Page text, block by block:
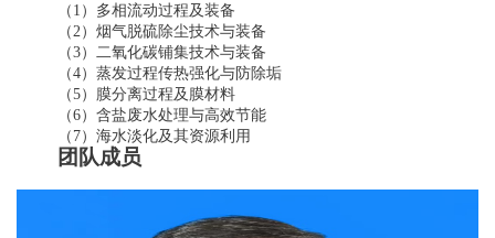
（ 1 ）多相流动过程及装备
（2）烟气脱硫除尘技术与装备
（3） 二氧化碳铺集技术与装备
（4）蒸发过程传热强化与防除垢
（5）膜分离过程及膜材料
（6）含盐废水处理与高效节能
（ 7）海水淡化及其资源利用
团队成员